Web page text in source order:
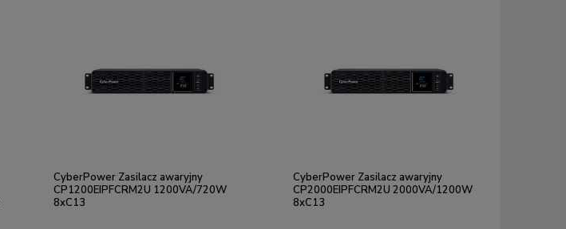
CyberPower Zasilacz awaryjny
CP1200EIPFCRM2U 1200VA/720W
8xC13
CyberPower Zasilacz awaryjny
CP2000EIPFCRM2U 2000VA/1200W
8xC13